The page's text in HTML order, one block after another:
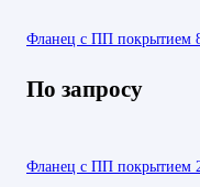
Фланец с ПП покрытием
По запросу
Фланец с ПП покрытием